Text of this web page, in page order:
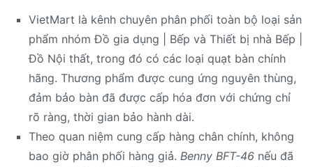
VietMart là kênh chuyên phân phối toàn bộ loại sản
phẩm nhóm Đồ gia dụng | Bếp và Thiết bị nhà Bếp |
Đồ Nội thất, trong đó có các loại quạt bàn chính
hãng. Thương phẩm được cung ứng nguyên thùng,
đảm bảo bàn đã được cấp hóa đơn với chứng chỉ
rõ ràng, thời gian bảo hành dài.
Theo quan niệm cung cấp hàng chân chính, không
bao giờ phân phối hàng giả. Benny BFT-46nếu đã